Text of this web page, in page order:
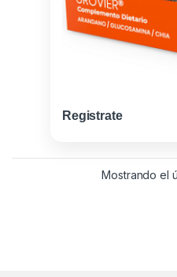
Registrate
Mostrando el